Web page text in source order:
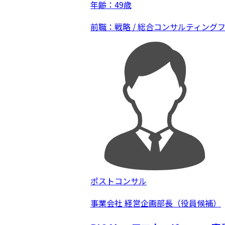
年齢：49歳
前職：戦略 / 総合コンサルティング
ポストコンサル
事業会社 経営企画部長（役員候補）